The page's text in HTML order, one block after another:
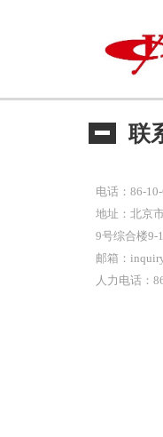
联
电话：86-
地址：北京
9号综合楼9-
邮箱：
人力电话：